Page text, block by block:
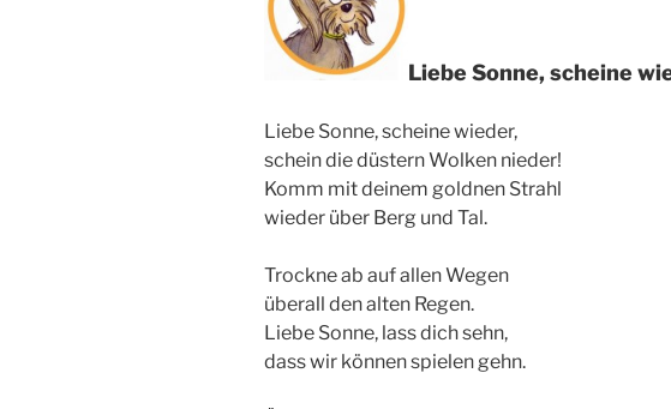
Liebe Sonne, scheine
Liebe Sonne, scheine wieder,
schein die düstern Wolken nieder!
Komm mit deinem goldnen Strahl
wieder über Berg und Tal.
Trockne ab auf allen Wegen
überall den alten Regen.
Liebe Sonne, lass dich sehn,
dass wir können spielen gehn.